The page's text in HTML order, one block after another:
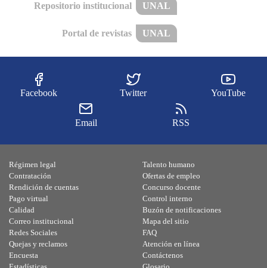
Repositorio institucional UNAL
Portal de revistas UNAL
Facebook Twitter YouTube
Email RSS
Régimen legal
Contratación
Rendición de cuentas
Pago virtual
Calidad
Talento humano
Ofertas de empleo
Concurso docente
Control interno
Buzón de notificaciones
Correo institucional
Redes Sociales
Quejas y reclamos
Encuesta
Mapa del sitio
FAQ
Atención en línea
Contáctenos